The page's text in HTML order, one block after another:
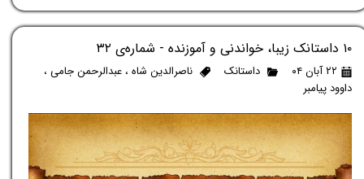
۱۰ داستانک زیبا، خواندنی و آموزنده - شماره‌ی ۳۲
۲۲ آبان ۰۴ داستانک ناصرالدین شاه، عبدالرحمن جامی،
داوود پیامبر